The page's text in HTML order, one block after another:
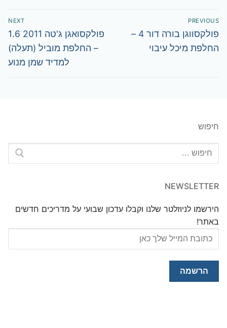
ניווט
PREVIOUS
Previous
post:
פולקסווגן בורה דור 4 –
החלפת מיכל עיבוי
NEXT
Next
post:
פולקסואגן ג'טה 2011 1.6‎
– החלפת מוביל (תעלה)
למדיד שמן מנוע
חיפוש
חפש:
NEWSLETTER
הירשמו לניוזלטר שלנו וקבלו עדכון שבועי על מדריכים חדשים
באתר!